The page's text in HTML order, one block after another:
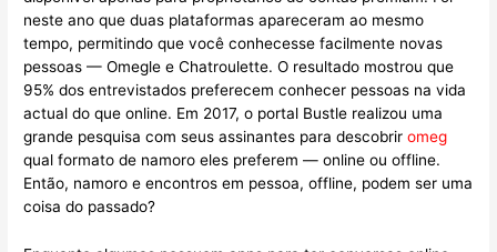
neste ano que duas plataformas apareceram ao mesmo
tempo, permitindo que você conhecesse facilmente novas
pessoas — Omegle e Chatroulette. O resultado mostrou que
95% dos entrevistados preferecem conhecer pessoas na vida
actual do que online. Em 2017, o portal Bustle realizou uma
grande pesquisa com seus assinantes para descobriromeg
qual formato de namoro eles preferem — online ou offline.
Então, namoro e encontros em pessoa, offline, podem ser uma
coisa do passado?